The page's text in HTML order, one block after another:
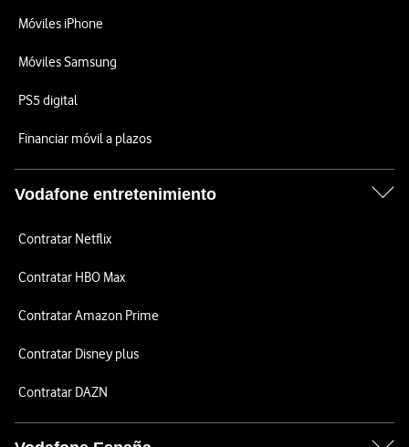
Móviles iPhone
Móviles Samsung
PS5 digital
Financiar móvil a plazos
Vodafone entretenimiento
Contratar Netflix
Contratar HBO Max
Contratar Amazon Prime
Contratar Disney plus
Contratar DAZN